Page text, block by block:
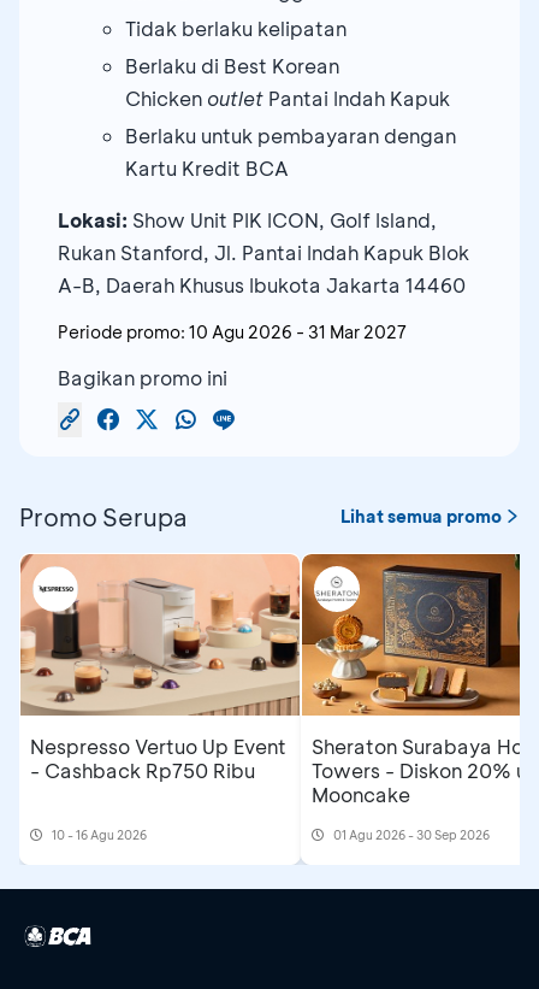
Tidak berlaku kelipatan
Berlaku di Best Korean
Chicken outlet Pantai Indah Kapuk
Berlaku untuk pembayaran dengan
Kartu Kredit BCA
Lokasi: Show Unit PIK ICON, Golf Island,
Rukan Stanford, Jl. Pantai Indah Kapuk Blok
A-B, Daerah Khusus Ibukota Jakarta 14460
Periode promo: 10 Agu 2026 - 31 Mar 2027
Bagikan promo ini
Promo Serupa Lihat semua promo
Nespresso Vertuo Up Event
- Cashback Rp750 Ribu
10 - 16 Agu 2026
Sheraton Surabaya
Towers - Diskon 20%
Mooncake
01 Agu 2026 - 30 Sep 2026